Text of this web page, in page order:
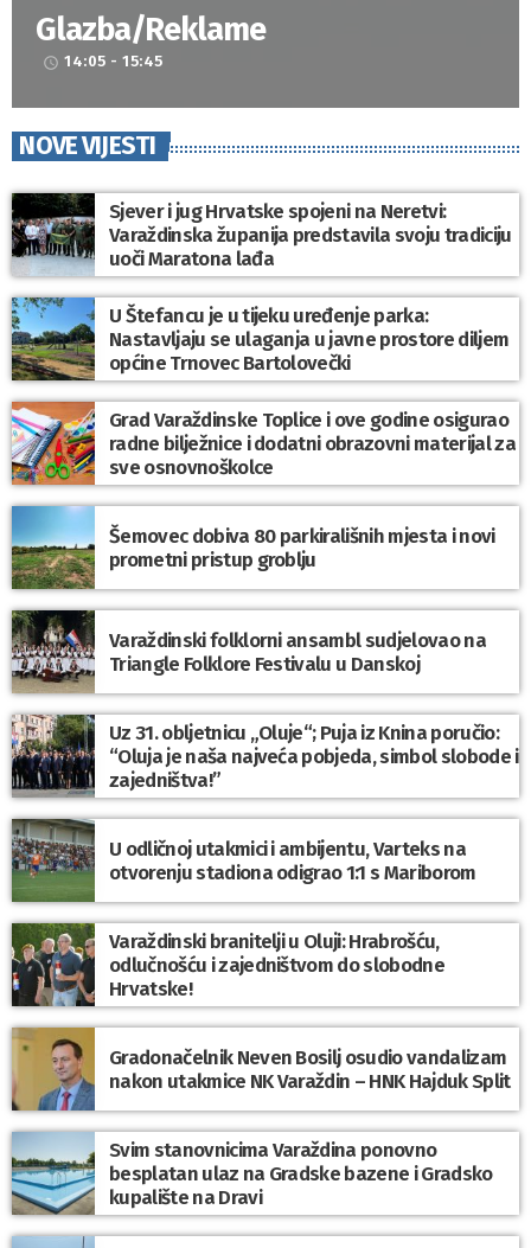
Glazba/Reklame
access_time 14:05 - 15:45
NOVE VIJESTI
Sjever i jug Hrvatske spojeni na Neretvi:
Varaždinska županija predstavila svoju tradiciju
uoči Maratona lađa
U Štefancu je u tijeku uređenje parka:
Nastavljaju se ulaganja u javne prostore diljem
općine Trnovec Bartolovečki
Grad Varaždinske Toplice i ove godine osigurao
radne bilježnice i dodatni obrazovni materijal za
sve osnovnoškolce
Šemovec dobiva 80 parkirališnih mjesta i novi
prometni pristup groblju
Varaždinski folklorni ansambl sudjelovao na
Triangle Folklore Festivalu u Danskoj
Uz 31. obljetnicu „Oluje“; Puja iz Knina poručio:
“Oluja je naša najveća pobjeda, simbol slobode i
zajedništva!”
U odličnoj utakmici i ambijentu, Varteks na
otvorenju stadiona odigrao 1:1 s Mariborom
Varaždinski branitelji u Oluji: Hrabrošću,
odlučnošću i zajedništvom do slobodne
Hrvatske!
Gradonačelnik Neven Bosilj osudio vandalizam
nakon utakmice NK Varaždin – HNK Hajduk Split
Svim stanovnicima Varaždina ponovno
besplatan ulaz na Gradske bazene i Gradsko
kupalište na Dravi